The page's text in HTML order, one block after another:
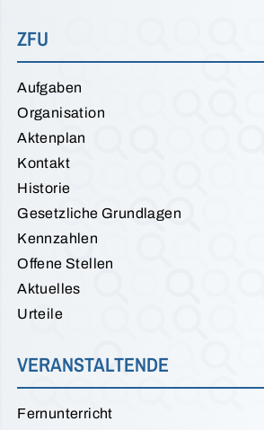
ZFU
Aufgaben
Organisation
Aktenplan
Kontakt
Historie
Gesetzliche Grundlagen
Kennzahlen
Offene Stellen
Aktuelles
Urteile
VERANSTALTENDE
Fernunterricht